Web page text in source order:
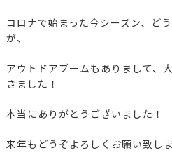
コロナで始まった今シーズン、ど
が、
アウトドアブームもありまして、
きました！
本当にありがとうございました！
来年もどうぞよろしくお願い致しま